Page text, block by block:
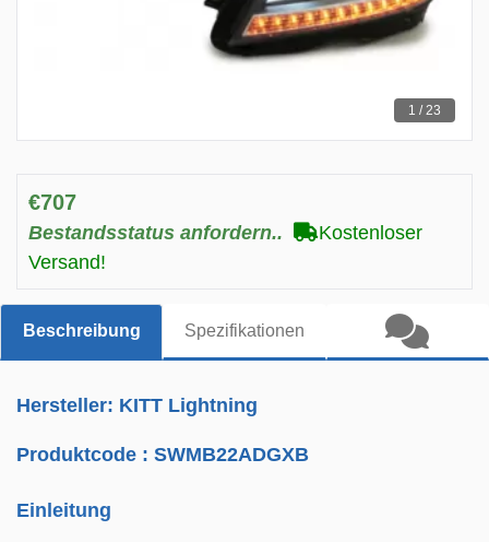
1 / 23
€707
Bestandsstatus anfordern..
Kostenloser
Versand!
Beschreibung Spezifikationen
Hersteller: KITT Lightning
Produktcode :SWMB22ADGXB
Einleitung